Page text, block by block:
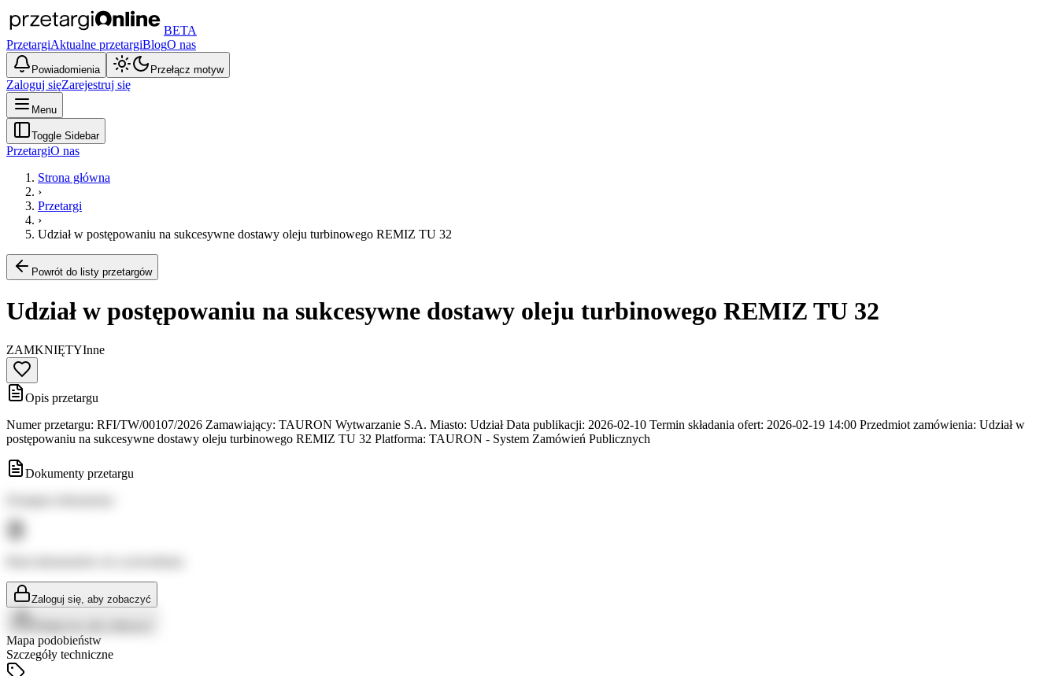
BETA
PrzetargiAktualne przetargiBlogO nas
Powiadomienia Przełącz motyw
Zaloguj sięZarejestruj się
Menu
Toggle Sidebar
PrzetargiO nas
Strona główna
›
Przetargi
›
Udział w postępowaniu na sukcesywne dostawy oleju turbinowego REMIZ TU 32
Powrót do listy przetargów
Udział w postępowaniu na sukcesywne dostawy oleju turbinowego REMIZ TU 32
ZAMKNIĘTYInne
Opis przetargu
Numer przetargu: RFI/TW/00107/2026 Zamawiający: TAURON Wytwarzanie S.A. Miasto: Udział Data publikacji: 2026-02-10 Termin składania ofert: 2026-02-19 14:00 Przedmiot zamówienia: Udział w
postępowaniu na sukcesywne dostawy oleju turbinowego REMIZ TU 32 Platforma: TAURON - System Zamówień Publicznych
Dokumenty przetargu
Zaloguj się, aby zobaczyć
Mapa podobieństw
Szczegóły techniczne